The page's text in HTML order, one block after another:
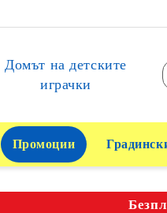
Домът на детските
играчки
Промоции